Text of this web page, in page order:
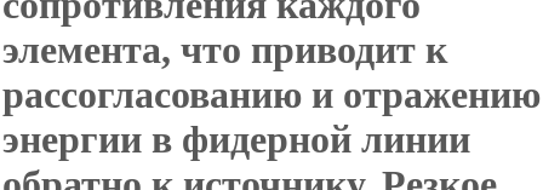
элемента, что приводит к
рассогласованию и отражению
энергии в фидерной линии